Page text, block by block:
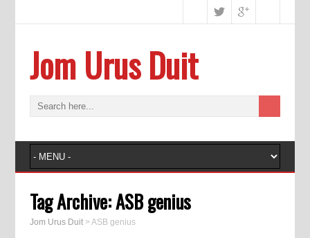
Jom Urus Duit
Tag Archive:ASB genius
Jom Urus Duit>ASB genius